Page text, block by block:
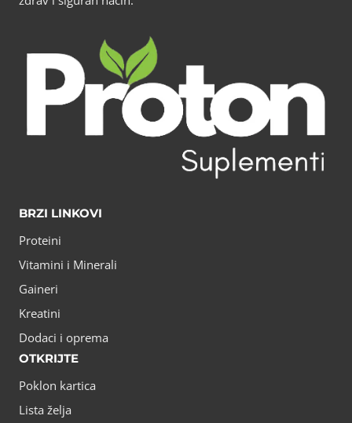
BRZI LINKOVI
Proteini
Vitamini i Minerali
Gaineri
Kreatini
Dodaci i oprema
OTKRIJTE
Poklon kartica
Lista želja